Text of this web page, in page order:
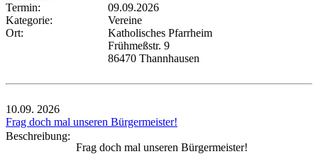
Termin:
09.09.2026
Kategorie:
Vereine
Ort:
Katholisches Pfarrheim
Frühmeßstr. 9
86470 Thannhausen
10.09. 2026
Frag doch mal unseren Bürgermeister!
Beschreibung:
Frag doch mal unseren Bürgermeister!